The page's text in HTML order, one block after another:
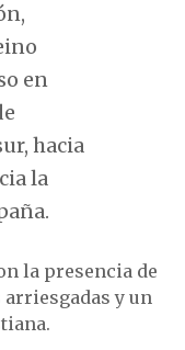
en
hacia
la
la presencia de
y un